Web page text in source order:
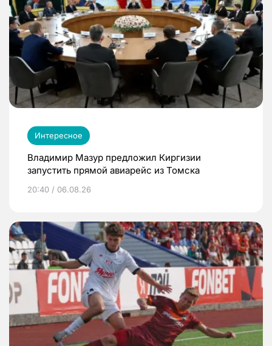
Интересное
Владимир Мазур предложил Киргизии
запустить прямой авиарейс из Томска
20:40 / 06.08.26